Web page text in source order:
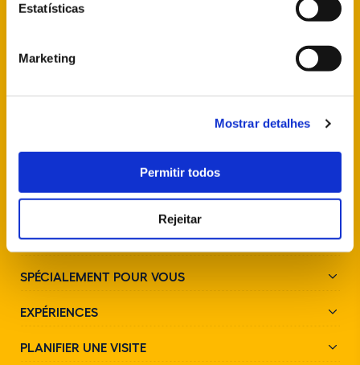
Estatísticas
Marketing
Mostrar detalhes
Permitir todos
Rejeitar
PARCS ET MONUMENTS
SPÉCIALEMENT POUR VOUS
EXPÉRIENCES
PLANIFIER UNE VISITE